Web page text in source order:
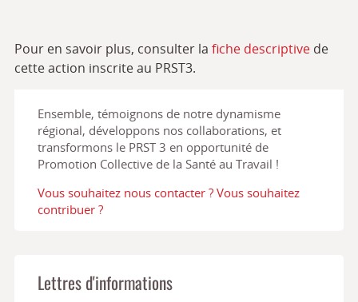
Pour en savoir plus, consulter la fiche descriptivede
cette action inscrite au PRST3.
Ensemble, témoignons de notre dynamisme
régional, développons nos collaborations, et
transformons le PRST 3 en opportunité de
Promotion Collective de la Santé au Travail !
Vous souhaitez nous contacter ? Vous souhaitez
contribuer ?
Lettres d'informations